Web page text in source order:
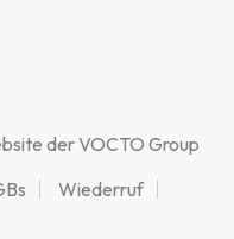
der VOCTO Group
Wiederruf